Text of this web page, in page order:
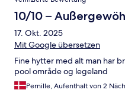
10/10 –
17. Okt. 2025
Mit Google übersetzen
Fine hytter med alt man har
pool område og legeland
Pernille, Aufenthalt von 2